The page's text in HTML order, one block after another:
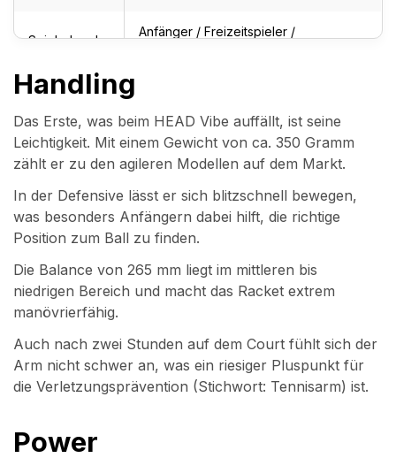
Spielerlevel
Anfänger / Freizeitspieler /
Handling
Das Erste, was beim HEAD Vibe auffällt, ist seine
Leichtigkeit. Mit einem Gewicht von ca. 350 Gramm
zählt er zu den agileren Modellen auf dem Markt.
In der Defensive lässt er sich blitzschnell bewegen,
was besonders Anfängern dabei hilft, die richtige
Position zum Ball zu finden.
Die Balance von 265 mm liegt im mittleren bis
niedrigen Bereich und macht das Racket extrem
manövrierfähig.
Auch nach zwei Stunden auf dem Court fühlt sich der
Arm nicht schwer an, was ein riesiger Pluspunkt für
die Verletzungsprävention (Stichwort: Tennisarm) ist.
Power